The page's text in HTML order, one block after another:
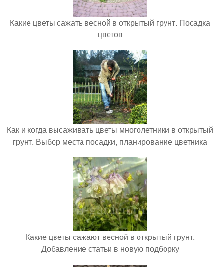
Какие цветы сажать весной в открытый грунт. Посадка
цветов
Как и когда высаживать цветы многолетники в открытый
грунт. Выбор места посадки, планирование цветника
Какие цветы сажают весной в открытый грунт.
Добавление статьи в новую подборку